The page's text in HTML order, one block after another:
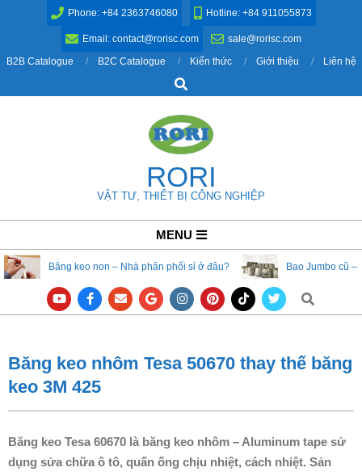
Phone: +84 2363746080 Hotline: +84 911055873
Email: contact@rorisc.com
sale@rorisc.com
B2B Catalogue
B2C Catalogue Kiến thức Giới thiệu
Liên hệ
Search
RORI
VẬT TƯ, THIẾT BỊ CÔNG NGHIỆP
Navigation
Menu
MENU
Băng keo non – Nhà phân phối sỉ ở đâu? Bao Jumbo cũ –
Search
Băng keo nhôm Tesa 50670 thay thế băng
keo 3M 425
Băng keo Tesa 60670 là băng keo nhôm – Aluminum tape sử
dụng sửa chữa ô tô, quấn ống chịu nhiệt, cách nhiệt. Sản